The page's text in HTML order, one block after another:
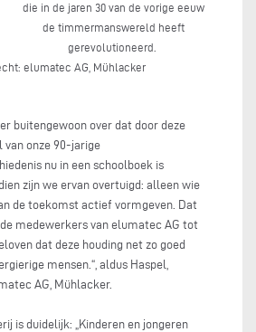
die in de jaren 30 van de vorige eeuw
de timmermanswereld heeft
gerevolutioneerd.
elumatec AG, Mühlacker
buitengewoon over dat door deze
van onze 90-jarige
nu in een schoolboek is
zijn we ervan overtuigd: alleen wie
de toekomst actief vormgeven. Dat
medewerkers van elumatec AG tot
dat deze houding net zo goed
mensen.“, aldus Haspel,
AG, Mühlacker.
is duidelijk: „Kinderen en jongeren